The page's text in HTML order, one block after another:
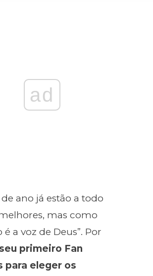
ad
ano já estão a todo
mas como
a voz de Deus”. Por
primeiro Fan
para eleger os